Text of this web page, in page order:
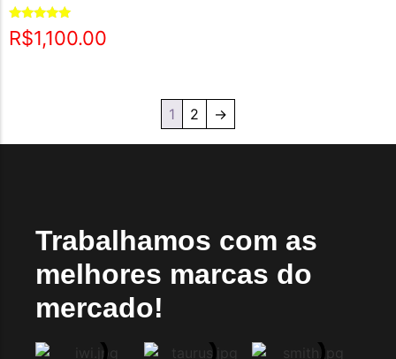
Avaliação
5.00
R$1,100.00
1 2 →
Trabalhamos com as
melhores marcas do
mercado!